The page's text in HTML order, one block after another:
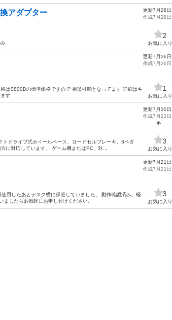
アダプター
更新7月28日
作成7月28日
2
お気に入り
はS800Dの標準価格ですので 相談可能となってます 詳細はキ
す
更新7月26日
作成7月26日
1
お気に入り
ドライブ式ホイールベース、ロードセルブレーキ、3ペダ
に対応しています。 ゲーム機またはPC、対...
更新7月30日
作成7月23日
3
お気に入り
用したあとデスク横に保管していました。 動作確認済み。軽
したらお気軽にお申し付けください。
更新7月21日
作成7月21日
3
お気に入り